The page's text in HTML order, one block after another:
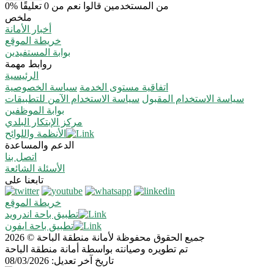
0% من المستخدمين قالوا نعم من 0 تعليقًا
ملخص
أخبار الأمانة
خريطة الموقع
بوابة المستفيدين
روابط مهمة
الرئيسية
سياسة الخصوصية اتفاقية مستوى الخدمة
سياسة الاستخدام الآمن للتطبيقات سياسة الاستخدام المقبول
بوابة الموظفين
مركز الإبتكار البلدي
الأنظمة واللوائح
الدعم والمساعدة
اتصل بنا
الأسئلة الشائعة
تابعنا على
خريطة الموقع
تطبيق باحة اندرويد
تطبيق باحة ايفون
جميع الحقوق محفوظة لأمانة منطقة الباحة © 2026
تم تطويره وصيانته بواسطة أمانة منطقة الباحة
تاريخ آخر تعديل: 08/03/2026